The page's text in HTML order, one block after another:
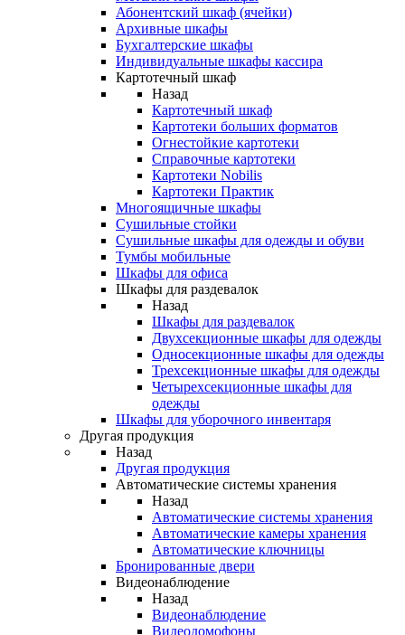
Абонентский шкаф (ячейки)
Архивные шкафы
Бухгалтерские шкафы
Индивидуальные шкафы кассира
Картотечный шкаф
Назад
Картотечный шкаф
Картотеки больших форматов
Огнестойкие картотеки
Справочные картотеки
Картотеки Nobilis
Картотеки Практик
Многоящичные шкафы
Сушильные стойки
Сушильные шкафы для одежды и обуви
Тумбы мобильные
Шкафы для офиса
Шкафы для раздевалок
Назад
Шкафы для раздевалок
Двухсекционные шкафы для одежды
Односекционные шкафы для одежды
Трехсекционные шкафы для одежды
Четырехсекционные шкафы для
одежды
Шкафы для уборочного инвентаря
Другая продукция
Назад
Другая продукция
Автоматические системы хранения
Назад
Автоматические системы хранения
Автоматические камеры хранения
Автоматические ключницы
Бронированные двери
Видеонаблюдение
Назад
Видеонаблюдение
Видеодомофоны